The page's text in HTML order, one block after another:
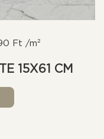
Ft /m²
15X61 CM